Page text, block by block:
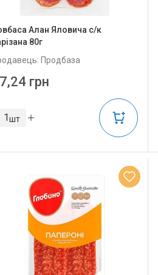
Алан Яловича с/к
80г
Продбаза
грн
шт